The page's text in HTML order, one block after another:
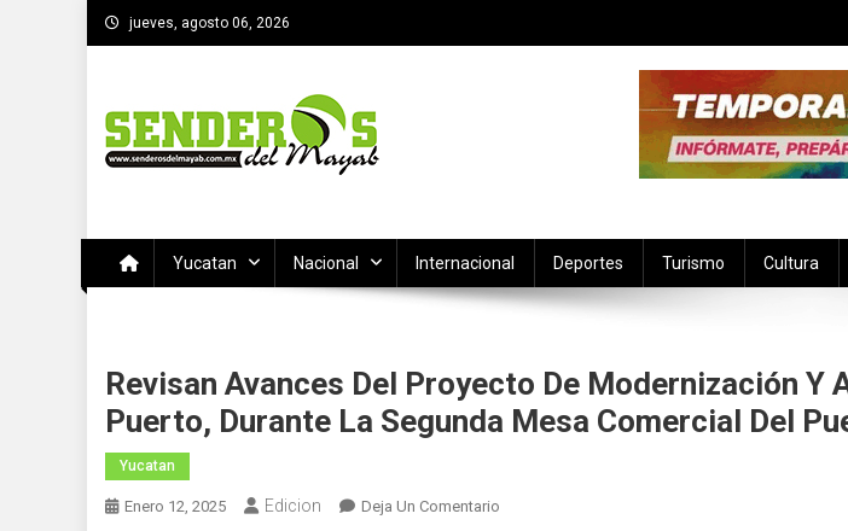
Saltar
al
jueves, agosto 06, 2026
Yucatan Nacional Internacional Deportes Turismo Cultura
Revisan Avances Del Proyecto De Modernización Y
Puerto, Durante La Segunda Mesa Comercial Del
Yucatan
Enero 12, 2025 Edicion Deja Un Comentario